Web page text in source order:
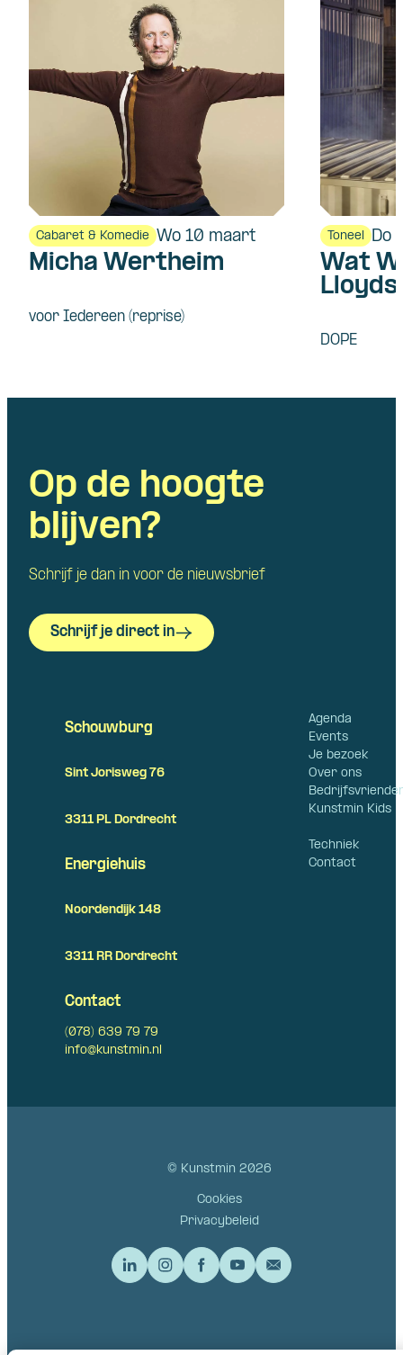
Cabaret & Komedie Wo 10 maart
Micha Wertheim
voor Iedereen (reprise)
Toneel Do
Wat
DOPE
Op de hoogte
blijven?
Schrijf je dan in voor de nieuwsbrief
Schrijf je direct in
Agenda
Events
Je bezoek
Over ons
Kunstmin Kids
Techniek
Contact
Schouwburg
Sint Jorisweg 76
3311 PL Dordrecht
Energiehuis
Noordendijk 148
3311 RR Dordrecht
Contact
(078) 639 79 79
info@kunstmin.nl
© Kunstmin 2026
Cookies
Privacybeleid